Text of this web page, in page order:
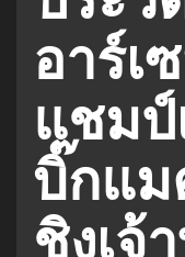
อาร์เ
แชมป์
บิ๊กแ
ชิงเจ้